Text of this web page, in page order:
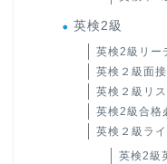
英検2級
英検2級リー
英検２級面
英検２級リ
英検2級合格
英検２級ラ
英検2級